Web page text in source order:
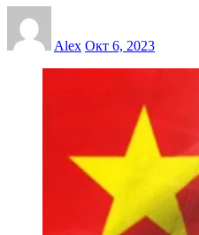
Alex Окт 6, 2023